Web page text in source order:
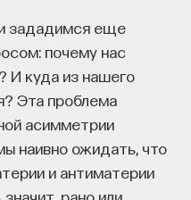
зададимся еще
почему нас
И куда из нашего
Эта проблема
асимметрии
наивно ожидать, что
и антиматерии
рано или